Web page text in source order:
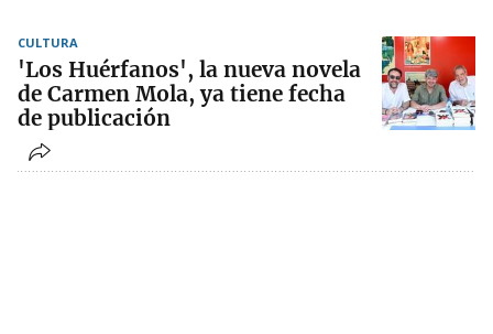
CULTURA
'Los Huérfanos', la nueva novela
de Carmen Mola, ya tiene fecha
de publicación